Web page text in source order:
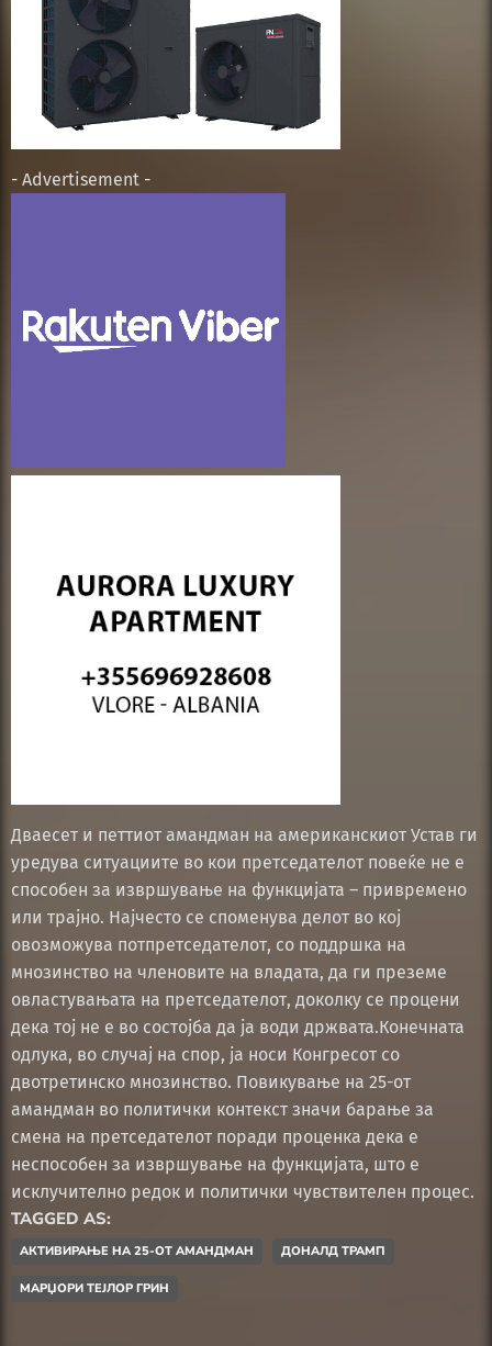
- Advertisement -
Дваесет и петтиот амандман на американскиот Устав ги
уредува ситуациите во кои претседателот повеќе не е
способен за извршување на функцијата – привремено
или трајно. Најчесто се споменува делот во кој
овозможува потпретседателот, со поддршка на
мнозинство на членовите на владата, да ги преземе
овластувањата на претседателот, доколку се процени
дека тој не е во состојба да ја води држвата.Конечната
одлука, во случај на спор, ја носи Конгресот со
двотретинско мнозинство. Повикување на 25-от
амандман во политички контекст значи барање за
смена на претседателот поради проценка дека е
неспособен за извршување на функцијата, што е
исклучително редок и политички чувствителен процес.
TAGGED AS:
АКТИВИРАЊЕ НА 25-ОТ АМАНДМАН ДОНАЛД ТРАМП
МАРЏОРИ ТЕЈЛОР ГРИН